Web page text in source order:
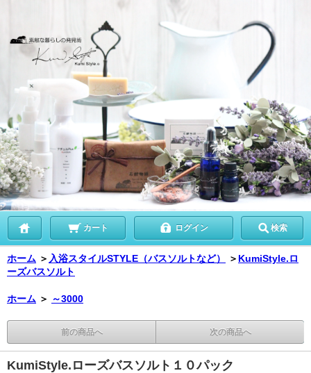
カート ログイン 検索
ホーム ＞ 入浴スタイルSTYLE（バスソルトなど） ＞ KumiStyle.ロ
ーズバスソルト
ホーム ＞ ～3000
前の商品へ 次の商品へ
KumiStyle.ローズバスソルト１０パック